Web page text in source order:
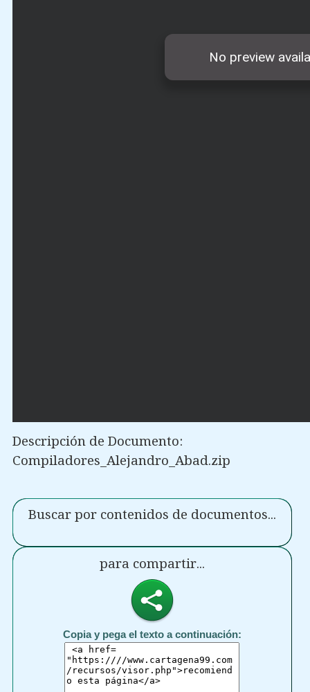
Descripción de Documento:
Compiladores_Alejandro_Abad.zip
Buscar por contenidos de documentos...
para compartir...
Copia y pega el texto a continuación: